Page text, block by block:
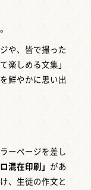
や、皆で撮った
楽しめる文集」
鮮やかに思い出
ーページを差し
混在印刷」 があ
、生徒の作文と